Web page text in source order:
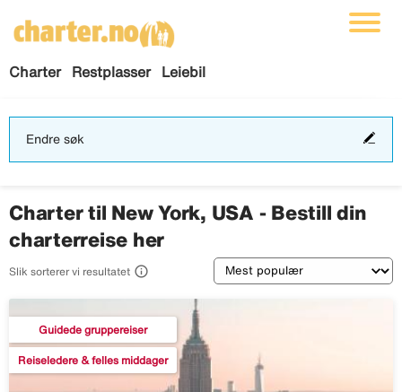
Charter Restplasser Leiebil
Endre søk
Charter til New York, USA - Bestill din
charterreise her
Slik sorterer vi resultatet  Sortering
Guidede gruppereiser
Reiseledere & felles middager